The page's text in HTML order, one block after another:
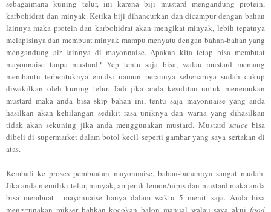
sebagaimana kuning telur, ini karena biji mustard mengandung protein,
karbohidrat dan minyak. Ketika biji dihancurkan dan dicampur dengan bahan
lainnya maka protein dan karbohidrat akan mengikat minyak, lebih tepatnya
melapisinya dan membuat minyak mampu menyatu dengan bahan-bahan yang
mengandung air lainnya di mayonnaise. Apakah kita tetap bisa membuat
mayonnaise tanpa mustard? Yep tentu saja bisa, walau mustard memang
membantu terbentuknya emulsi namun perannya sebenarnya sudah cukup
diwakilkan oleh kuning telur. Jadi jika anda kesulitan untuk menemukan
mustard maka anda bisa skip bahan ini, tentu saja mayonnaise yang anda
hasilkan akan kehilangan sedikit rasa uniknya dan warna yang dihasilkan
tidak akan sekuning jika anda menggunakan mustard. Mustard saucebisa
dibeli di supermarket dalam botol kecil seperti gambar yang saya sertakan di
atas.
Kembali ke proses pembuatan mayonnaise, bahan-bahannya sangat mudah.
Jika anda memiliki telur, minyak, air jeruk lemon/nipis dan mustard maka anda
bisa membuat mayonnaise hanya dalam waktu 5 menit saja. Anda bisa